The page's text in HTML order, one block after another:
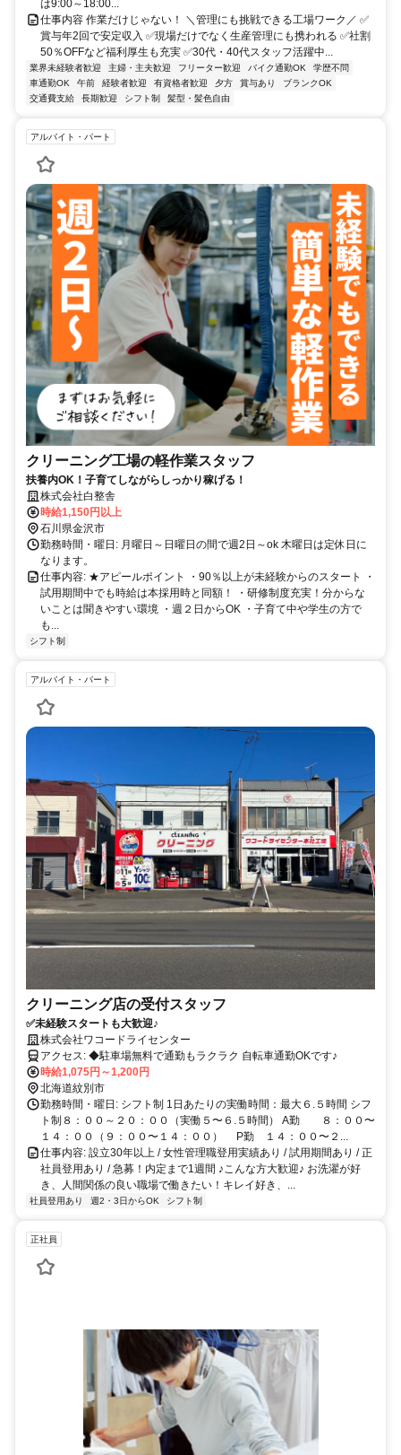
は9:00～18:00...
仕事内容 作業だけじゃない！ ＼管理にも挑戦できる工場ワーク／ ✅
賞与年2回で安定収入 ✅現場だけでなく生産管理にも携われる ✅社割
50％OFFなど福利厚生も充実 ✅30代・40代スタッフ活躍中...
業界未経験者歓迎 主婦・主夫歓迎 フリーター歓迎 バイク通勤OK
学歴不問
車通勤OK
午前 経験者歓迎 有資格者歓迎 夕方 賞与あり
ブランクOK
交通費支給
長期歓迎 シフト制 髪型・髪色自由
アルバイト・パート
クリーニング工場の軽作業スタッフ
扶養内OK！子育てしながらしっかり稼げる！
株式会社白整舎
時給1,150円以上
石川県金沢市
勤務時間・曜日: 月曜日～日曜日の間で週2日～ok 木曜日は定休日に
なります。
仕事内容: ★アピールポイント ・90％以上が未経験からのスタート ・
試用期間中でも時給は本採用時と同額！ ・研修制度充実！分からな
いことは聞きやすい環境 ・週２日からOK ・子育て中や学生の方で
も...
シフト制
アルバイト・パート
クリーニング店の受付スタッフ
✅未経験スタートも大歓迎♪
株式会社ワコードライセンター
アクセス: ◆駐車場無料で通勤もラクラク 自転車通勤OKです♪
時給1,075円～1,200円
北海道紋別市
勤務時間・曜日: シフト制 1日あたりの実働時間：最大６.５時間 シフ
ト制８：００～２０：００（実働５〜６.５時間） A勤 ８：００〜
１４：００（９：００〜１４：００） P勤 １４：００〜２...
仕事内容: 設立30年以上 / 女性管理職登用実績あり / 試用期間あり / 正
社員登用あり / 急募！内定まで1週間 ♪こんな方大歓迎♪ お洗濯が好
き、人間関係の良い職場で働きたい！キレイ好き、...
社員登用あり 週2・3日からOK シフト制
正社員